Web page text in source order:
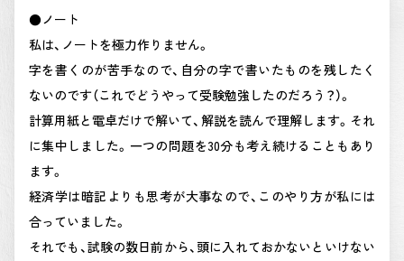
●ノート
私は、ノートを極力作りません。
字を書くのが苦手なので、自分の字で書いたものを残したく
ないのです（これでどうやって受験勉強したのだろう？）。
計算用紙と電卓だけで解いて、解説を読んで理解します。それ
に集中しました。一つの問題を30分も考え続けることもあり
ます。
経済学は暗記よりも思考が大事なので、このやり方が私には
合っていました。
それでも、試験の数日前から、頭に入れておかないといけない